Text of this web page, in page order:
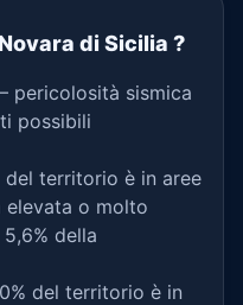
di Sicilia ?
pericolosità sismica
possibili
del territorio è in aree
elevata o molto
della
del territorio è in